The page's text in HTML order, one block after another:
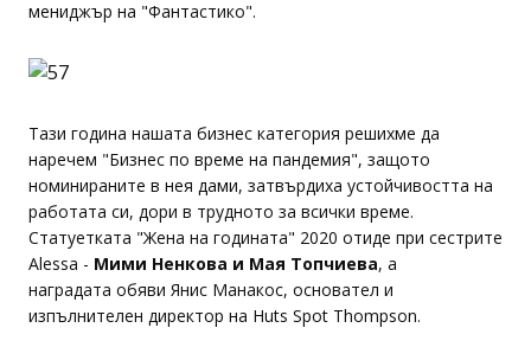
мениджър на "Фантастико".
Тази година нашата бизнес категория решихме да
наречем "Бизнес по време на пандемия", защото
номинираните в нея дами, затвърдиха устойчивостта на
работата си, дори в трудното за всички време.
Статуетката "Жена на годината" 2020 отиде при сестрите
Alessa - Мими Ненкова и Мая Топчиева, а
наградата обяви Янис Манакос, основател и
изпълнителен директор на Huts Spot Thompson.